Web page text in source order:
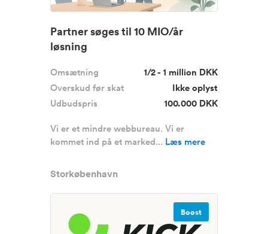
Partner søges til 10 MIO/år
løsning
Omsætning
1/2 - 1 million DKK
Overskud før skat
Ikke oplyst
Udbudspris
100.000 DKK
Vi er et mindre webbureau. Vi er
kommet ind på et marked... Læs mere
Storkøbenhavn
Boost